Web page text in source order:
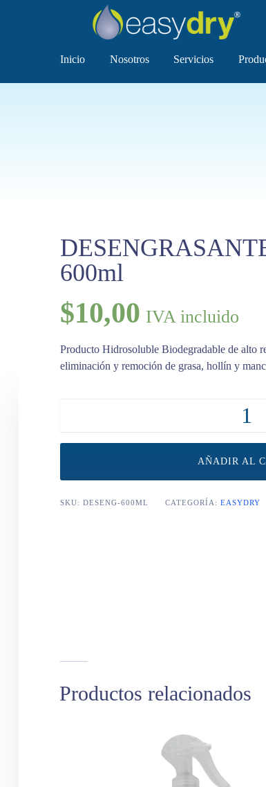
Inicio Nosotros Servicios
600ml
$10,00 IVA incluido
Producto Hidrosoluble Biodegradable de alto
eliminación y remoción de grasa, hollín y
DESENGRASANTE MULTIUSOS 600ml
AÑADIR AL
SKU: DESENG-600ML CATEGORÍA: EASYDRY
Productos relacionados